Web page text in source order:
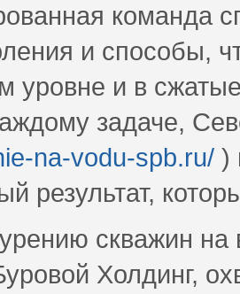
команда
и способы,
уровне и в
задаче,
na-vodu-spb.ru/ )
результат,
скважин
Холдинг,